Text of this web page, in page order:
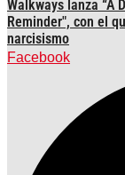
Walkways lanza “A
Reminder", con el
narcisismo
Facebook